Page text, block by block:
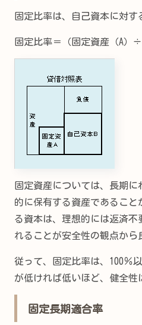
固定比率は、自己資本に対す
固定比率＝（固定資産（A）
固定資産については、長期に
的に保有する資産であること
る資本は、理想的には返済不
れることが安全性の観点から
従って、固定比率は、100％
が低ければ低いほど、健全性
固定長期適合率